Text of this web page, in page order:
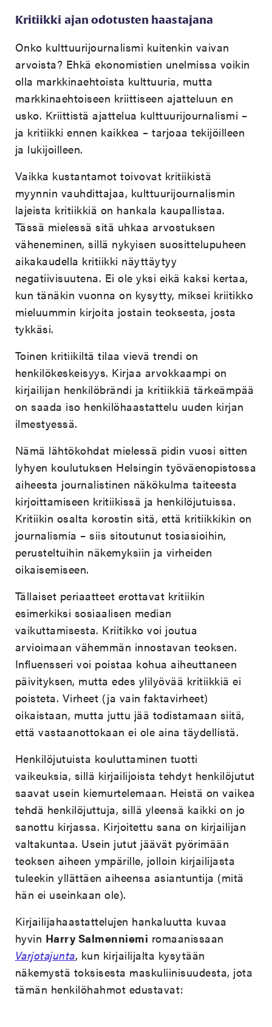
Kritiikki ajan odotusten haastajana
Onko kulttuurijournalismi kuitenkin vaivan
arvoista? Ehkä ekonomistien unelmissa voikin
olla markkinaehtoista kulttuuria, mutta
markkinaehtoiseen kriittiseen ajatteluun en
usko. Kriittistä ajattelua kulttuurijournalismi –
ja kritiikki ennen kaikkea – tarjoaa tekijöilleen
ja lukijoilleen.
Vaikka kustantamot toivovat kritiikistä
myynnin vauhdittajaa, kulttuurijournalismin
lajeista kritiikkiä on hankala kaupallistaa.
Tässä mielessä sitä uhkaa arvostuksen
väheneminen, sillä nykyisen suosittelupuheen
aikakaudella kritiikki näyttäytyy
negatiivisuutena. Ei ole yksi eikä kaksi kertaa,
kun tänäkin vuonna on kysytty, miksei kriitikko
mieluummin kirjoita jostain teoksesta, josta
tykkäsi.
Toinen kritiikiltä tilaa vievä trendi on
henkilökeskeisyys. Kirjaa arvokkaampi on
kirjailijan henkilöbrändi ja kritiikkiä tärkeämpää
on saada iso henkilöhaastattelu uuden kirjan
ilmestyessä.
Nämä lähtökohdat mielessä pidin vuosi sitten
lyhyen koulutuksen Helsingin työväenopistossa
aiheesta journalistinen näkökulma taiteesta
kirjoittamiseen kritiikissä ja henkilöjutuissa.
Kritiikin osalta korostin sitä, että kritiikkikin on
journalismia – siis sitoutunut tosiasioihin,
perusteltuihin näkemyksiin ja virheiden
oikaisemiseen.
Tällaiset periaatteet erottavat kritiikin
esimerkiksi sosiaalisen median
vaikuttamisesta. Kriitikko voi joutua
arvioimaan vähemmän innostavan teoksen.
Influensseri voi poistaa kohua aiheuttaneen
päivityksen, mutta edes ylilyövää kritiikkiä ei
poisteta. Virheet (ja vain faktavirheet)
oikaistaan, mutta juttu jää todistamaan siitä,
että vastaanottokaan ei ole aina täydellistä.
Henkilöjutuista kouluttaminen tuotti
vaikeuksia, sillä kirjailijoista tehdyt henkilöjutut
saavat usein kiemurtelemaan. Heistä on vaikea
tehdä henkilöjuttuja, sillä yleensä kaikki on jo
sanottu kirjassa. Kirjoitettu sana on kirjailijan
valtakuntaa. Usein jutut jäävät pyörimään
teoksen aiheen ympärille, jolloin kirjailijasta
tuleekin yllättäen aiheensa asiantuntija (mitä
hän ei useinkaan ole).
Kirjailijahaastattelujen hankaluutta kuvaa
hyvin Harry Salmenniemi romaanissaan
Varjotajunta, kun kirjailijalta kysytään
näkemystä toksisesta maskuliinisuudesta, jota
tämän henkilöhahmot edustavat: